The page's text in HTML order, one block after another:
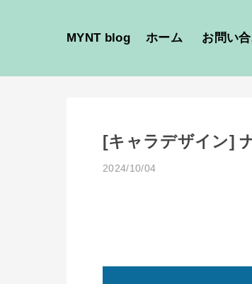
MYNT blog ホーム お問い
[キャラデザイン]
2024/10/04